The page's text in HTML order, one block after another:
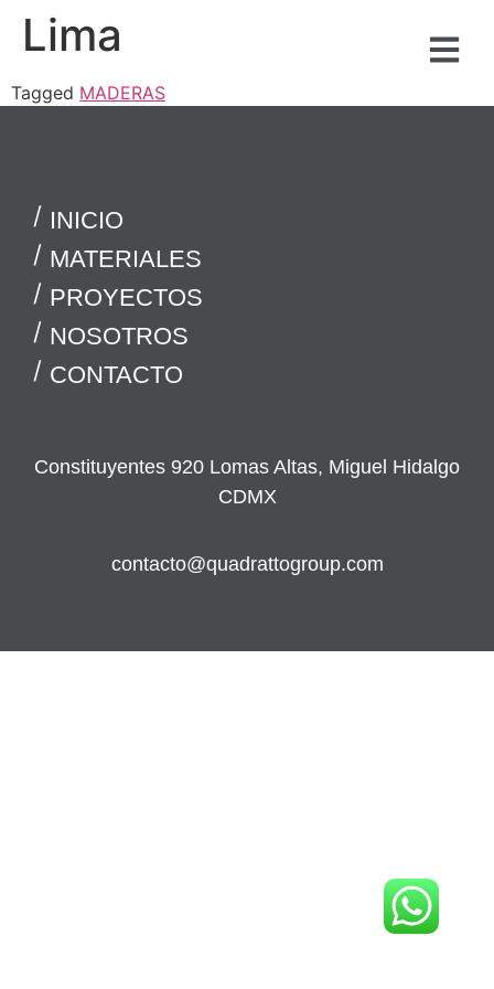
Lima
Tagged MADERAS
INICIO
MATERIALES
PROYECTOS
NOSOTROS
CONTACTO
Constituyentes 920 Lomas Altas, Miguel Hidalgo
CDMX
contacto@quadrattogroup.com